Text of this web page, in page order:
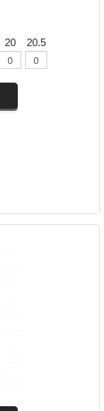
20 20.5